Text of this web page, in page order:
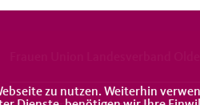
zu nutzen. Weiterhin